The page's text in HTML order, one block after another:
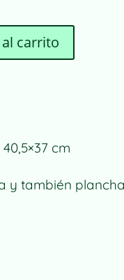
carrito
A
V
cm
y también